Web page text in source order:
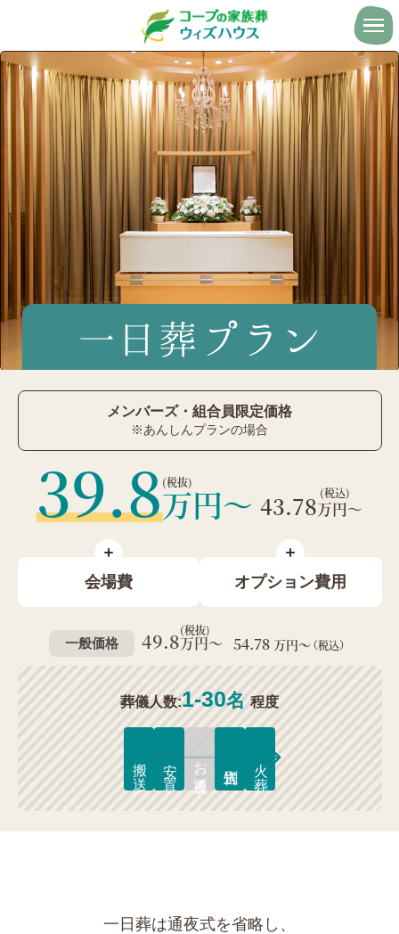
一日葬プラン
メンバーズ・組合員限定価格
※あんしんプランの場合
39.8万円〜 43.78万円～
会場費 オプション費用
一般価格 49.8万円〜 54.78 万円～（税込）
葬儀人数:1-30名 程度
お通夜
一日葬は通夜式を省略し、